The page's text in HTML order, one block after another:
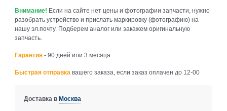
Внимание! Если на сайте нет цены и фотографии запчасти, нужно
разобрать устройство и прислать маркировку (фотографию) на
нашу эл.почту. Подберем аналог или закажем оригинальную
запчасть.
Гарантия - 90 дней или 3 месяца
Быстрая отправка вашего заказа, если заказ оплачен до 12-00
Доставка вМосква